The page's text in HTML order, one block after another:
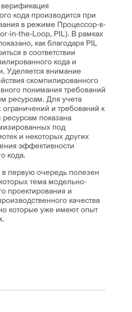
кода производится при
в режиме Процессор-в-
in-the-Loop, PIL). В рамках
как благодаря PIL
в соответствии
кода и
Уделяется внимание
скомпилированного
понимания требований
ресурсам. Для учета
и требований к
показана
под
и некоторых других
эффективности
кода.
первую очередь полезен
тема модельно-
проектирования и
качества
которые уже имеют опыт
.